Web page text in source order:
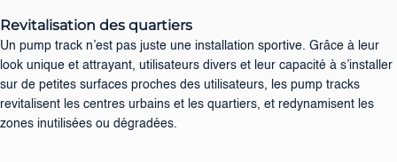
Revitalisation des quartiers
Un pump track n’est pas juste une installation sportive. Grâce à leur
look unique et attrayant, utilisateurs divers et leur capacité à s’installer
sur de petites surfaces proches des utilisateurs, les pump tracks
revitalisent les centres urbains et les quartiers, et redynamisent les
zones inutilisées ou dégradées.